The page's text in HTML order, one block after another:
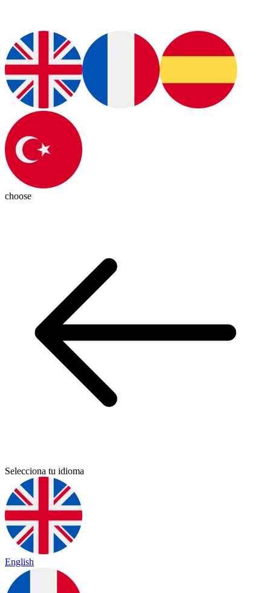
choose
Selecciona tu idioma
English